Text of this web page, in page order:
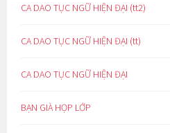
CA DAO TỤC NGỮ HIỆN ĐẠI (tt2)
CA DAO TỤC NGỮ HIỆN ĐẠI (tt)
CA DAO TỤC NGỮ HIỆN ĐẠI
BẠN GIÀ HỌP LỚP